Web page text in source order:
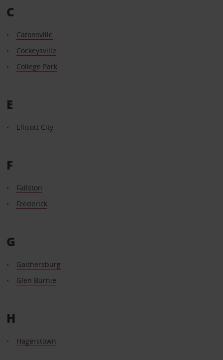
C
Catonsville
Cockeysville
College Park
E
Ellicott City
F
Fallston
Frederick
G
Gaithersburg
Glen Burnie
H
Hagerstown